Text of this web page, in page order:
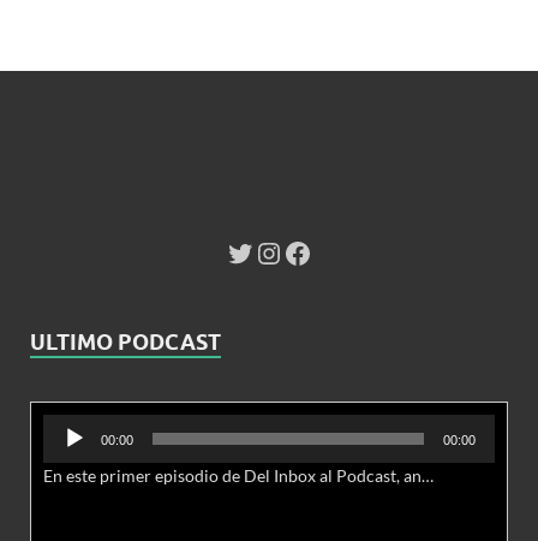
ULTIMO PODCAST
Reproductor
audio
00:00 00:00
En este primer episodio de Del Inbox al Podcast, analizamos junto al abogado Jonathan Brown las nuevas conductas delictivas cibernéticas y la necesidad de hacer modificaciones al Código Penal.